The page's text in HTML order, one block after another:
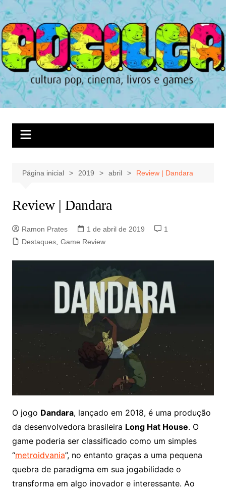
Ir
para
o
conteúdo
Página inicial 2019 abril Review | Dandara
Review | Dandara
Ramon Prates 1 de abril de 2019
1
Destaques, Game Review
O jogo Dandara, lançado em 2018, é uma produção
da desenvolvedora brasileira Long Hat House. O
game poderia ser classificado como um simples
“metroidvania”, no entanto graças a uma pequena
quebra de paradigma em sua jogabilidade o
transforma em algo inovador e interessante. Ao